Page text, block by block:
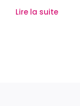
Lire la suite